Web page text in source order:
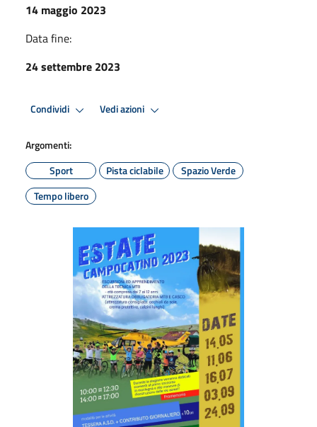
14 maggio 2023
Data fine:
24 settembre 2023
Condividi Vedi azioni
Argomenti:
Sport
Pista ciclabile
Spazio Verde
Tempo libero